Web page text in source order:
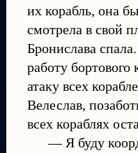
их корабль, она
смотрела в свой
Бронислава
работу
атаку всех
Велеслав,
всех кораблях
— Я буду